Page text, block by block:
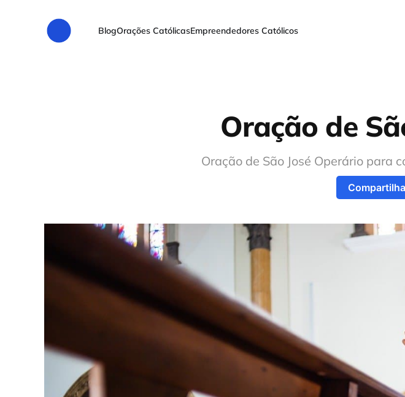
BlogOrações CatólicasEmpreendedores Católicos
Oração de
Oração de São José Operário para